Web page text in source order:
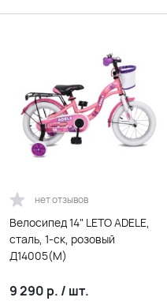
нет отзывов
Велосипед 14" LETO ADELE,
сталь, 1-ск, розовый
Д14005(М)
9 290 р. / шт.